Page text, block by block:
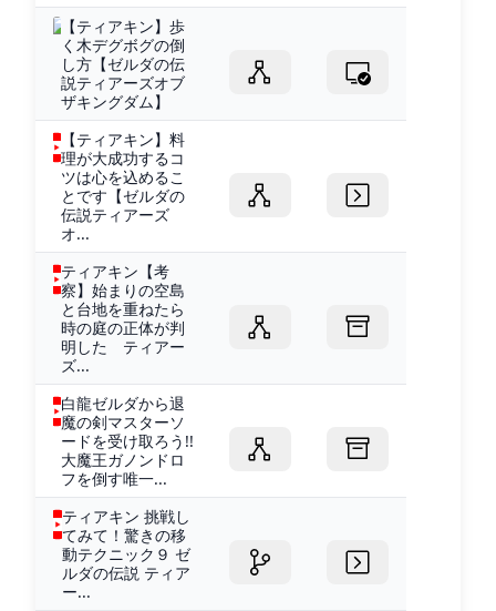
【ティアキン】歩
く木デグボグの倒
し方【ゼルダの伝
説ティアーズオブ
ザキングダム】
【ティアキン】料
理が大成功するコ
ツは心を込めるこ
とです【ゼルダの
伝説ティアーズ
オ...
ティアキン【考
察】始まりの空島
と台地を重ねたら
時の庭の正体が判
明した ティアー
ズ...
白龍ゼルダから退
魔の剣マスターソ
ードを受け取ろう!!
大魔王ガノンドロ
フを倒す唯一...
ティアキン 挑戦し
てみて！驚きの移
動テクニック９ ゼ
ルダの伝説 ティア
ー...